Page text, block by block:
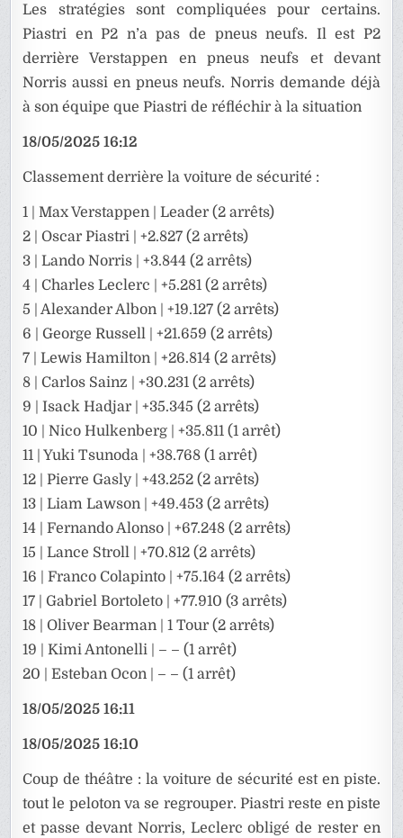
Les stratégies sont compliquées pour certains.
Piastri en P2 n’a pas de pneus neufs. Il est P2
derrière Verstappen en pneus neufs et devant
Norris aussi en pneus neufs. Norris demande déjà
à son équipe que Piastri de réfléchir à la situation
18/05/2025 16:12
Classement derrière la voiture de sécurité :
1 | Max Verstappen | Leader (2 arrêts)
2 | Oscar Piastri | +2.827 (2 arrêts)
3 | Lando Norris | +3.844 (2 arrêts)
4 | Charles Leclerc | +5.281 (2 arrêts)
5 | Alexander Albon | +19.127 (2 arrêts)
6 | George Russell | +21.659 (2 arrêts)
7 | Lewis Hamilton | +26.814 (2 arrêts)
8 | Carlos Sainz | +30.231 (2 arrêts)
9 | Isack Hadjar | +35.345 (2 arrêts)
10 | Nico Hulkenberg | +35.811 (1 arrêt)
11 | Yuki Tsunoda | +38.768 (1 arrêt)
12 | Pierre Gasly | +43.252 (2 arrêts)
13 | Liam Lawson | +49.453 (2 arrêts)
14 | Fernando Alonso | +67.248 (2 arrêts)
15 | Lance Stroll | +70.812 (2 arrêts)
16 | Franco Colapinto | +75.164 (2 arrêts)
17 | Gabriel Bortoleto | +77.910 (3 arrêts)
18 | Oliver Bearman | 1 Tour (2 arrêts)
19 | Kimi Antonelli | – – (1 arrêt)
20 | Esteban Ocon | – – (1 arrêt)
18/05/2025 16:11
18/05/2025 16:10
Coup de théâtre : la voiture de sécurité est en piste.
tout le peloton va se regrouper. Piastri reste en piste
et passe devant Norris, Leclerc obligé de rester en